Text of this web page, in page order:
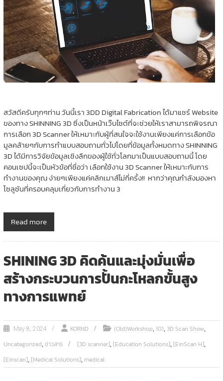
สวัสดีครับทุกๆท่าน วันนี้เรา 3DD Digital Fabrication ได้มาแชร์ Website
ของทาง SHINNING 3D ซึ่งเป็นหน้าเว๊บไซต์ที่จะช่วยให้เราสามารถพิจรณา
การเลือก 3D Scanner ให้เหมาะกับผู้ที่สนใจจะใช้งานเพียงแค่การเลือกข้อ
มูลคล้ายๆกับการทำแบบสอบถามทั่วไปโดยที่ข้อมูลทั้งหมดทาง SHINNING
3D ได้มีการวิจัยข้อมูลเชิงลึกของผู้ใช้ทั่วโลกมาเป็นแบบสอบถามนี้ โดย
คอนเซปนี้จะเป็นหัวข้อที่ชื่อว่า เลือกใช้งาน 3D Scanner ให้เหมาะกับการ
ทำงานของคุณ ง่ายๆเพียงแค่คลิกเมาส์ไม่กี่ครั้ง!! หากว่าคุณกำลังมองหา
โซลูชันที่ครอบคลุมเกี่ยวกับการทำงาน 3
Read more
SHINING 3D คิดค้นและมุ่งมั่นเพื่อ
สร้างกระบวนการปั้นกะโหลกขั้นสูง
ทางการแพทย์
May 8, 2024 KORND (Old)Workshop,101,3D Scan Show,
Uncategorized,ข่าวสาร [3D scanner],[Education Solutions],[EinScan H],
[Einscan],[Medical Solutions], medical